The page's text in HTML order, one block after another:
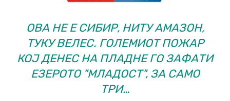
ОВА НЕ Е СИБИР, НИТУ АМАЗОН,
ТУКУ ВЕЛЕС. ГОЛЕМИОТ ПОЖАР
КОЈ ДЕНЕС НА ПЛАДНЕ ГО ЗАФАТИ
ЕЗЕРОТО "МЛАДОСТ", ЗА САМО
ТРИ…